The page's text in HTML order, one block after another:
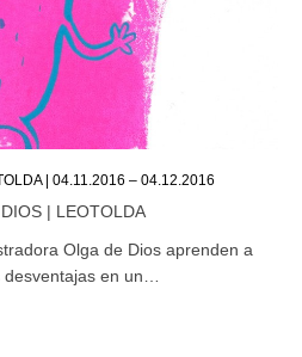
| 04.11.2016 – 04.12.2016
| LEOTOLDA
Olga de Dios aprenden a
en un…